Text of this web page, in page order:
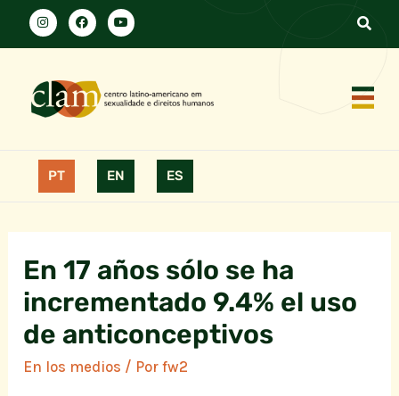
PT EN ES
En 17 años sólo se ha
incrementado 9.4% el uso
de anticonceptivos
En los medios / Porfw2